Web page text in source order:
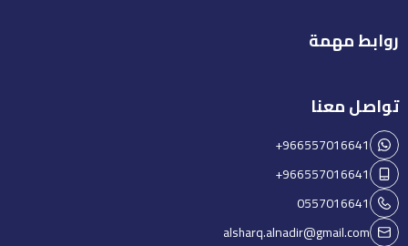
روابط مهمة
تواصل معنا
+966557016641
+966557016641
0557016641
alsharq.alnadir@gmail.com